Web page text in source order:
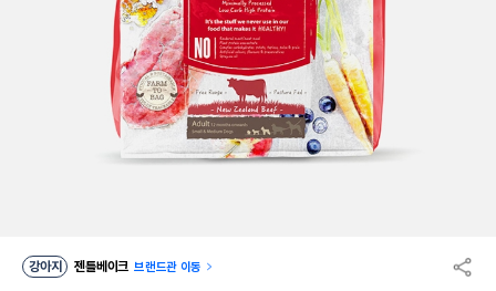
강아지 젠틀베이크 브랜드관 이동